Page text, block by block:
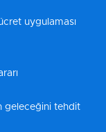
uygulaması
geleceğini tehdit